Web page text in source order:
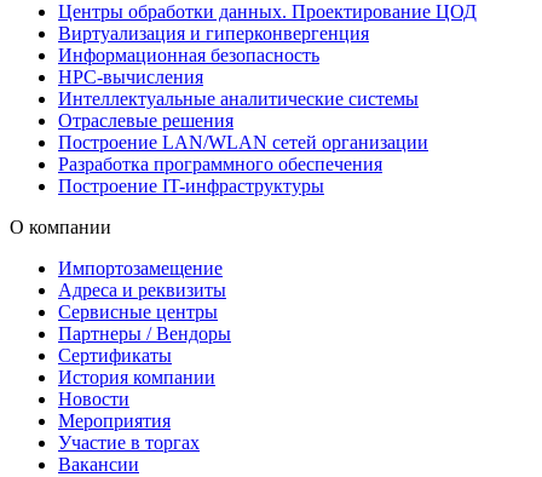
Центры обработки данных. Проектирование ЦОД
Виртуализация и гиперконвергенция
Информационная безопасность
HPC-вычисления
Интеллектуальные аналитические системы
Отраслевые решения
Построение LAN/WLAN сетей организации
Разработка программного обеспечения
Построение IT-инфраструктуры
О компании
Импортозамещение
Адреса и реквизиты
Сервисные центры
Партнеры / Вендоры
Сертификаты
История компании
Новости
Мероприятия
Участие в торгах
Вакансии